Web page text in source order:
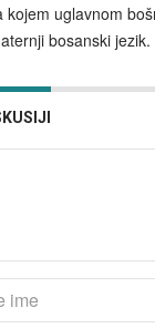
kojem uglavnom
bosanski jezik.